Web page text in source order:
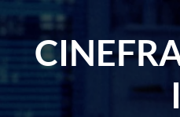
al
contenuto
I